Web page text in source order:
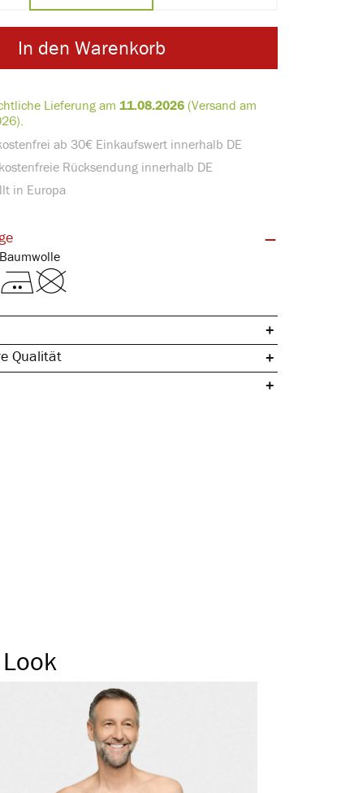
ab 30€ Einkaufswert innerhalb DE
Rücksendung innerhalb DE
in Europa
Lieferung am 11.08.2026(Versand am
In den Warenkorb
Feinripp | 100% Baumwolle
Qualität